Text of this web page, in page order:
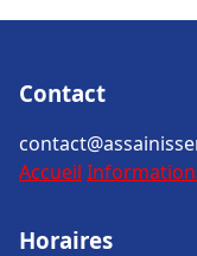
Contact
Accueil
Horaires